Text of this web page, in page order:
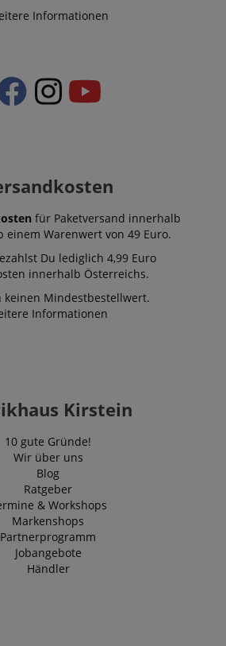
Informationen
für Paketversand innerhalb
einem Warenwert von 49 Euro.
Du lediglich 4,99 Euro
innerhalb Österreichs.
keinen Mindestbestellwert.
Informationen
Kirstein
10 gute Gründe!
Wir über uns
Blog
Ratgeber
& Workshops
Markenshops
Partnerprogramm
Jobangebote
Händler